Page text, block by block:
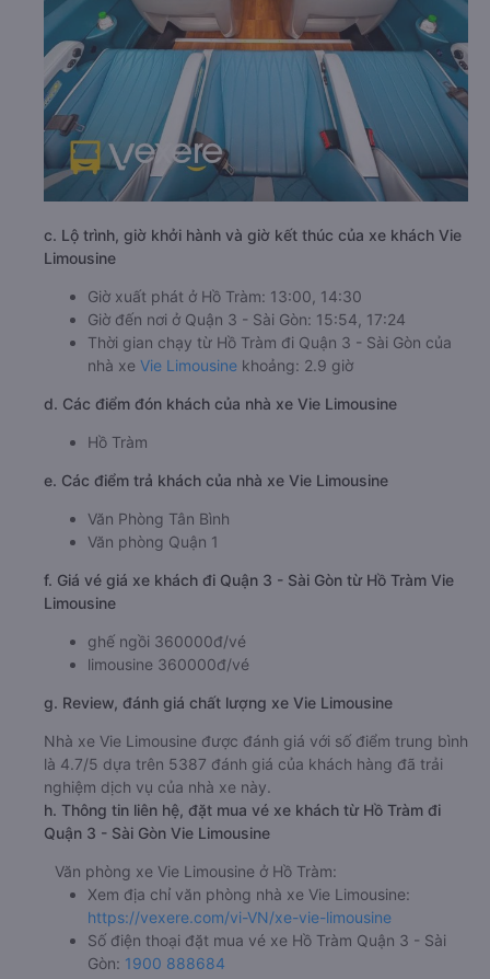
c. Lộ trình, giờ khởi hành và giờ kết thúc của xe khách Vie
Limousine
Giờ xuất phát ở Hồ Tràm: 13:00, 14:30
Giờ đến nơi ở Quận 3 - Sài Gòn: 15:54, 17:24
Thời gian chạy từ Hồ Tràm đi Quận 3 - Sài Gòn của
nhà xe Vie Limousine khoảng: 2.9 giờ
d. Các điểm đón khách của nhà xe Vie Limousine
Hồ Tràm
e. Các điểm trả khách của nhà xe Vie Limousine
Văn Phòng Tân Bình
Văn phòng Quận 1
f. Giá vé giá xe khách đi Quận 3 - Sài Gòn từ Hồ Tràm Vie
Limousine
ghế ngồi 360000đ/vé
limousine 360000đ/vé
g. Review, đánh giá chất lượng xe Vie Limousine
Nhà xe Vie Limousine được đánh giá với số điểm trung bình
là 4.7/5 dựa trên 5387 đánh giá của khách hàng đã trải
nghiệm dịch vụ của nhà xe này.
h. Thông tin liên hệ, đặt mua vé xe khách từ Hồ Tràm đi
Quận 3 - Sài Gòn Vie Limousine
Văn phòng xe Vie Limousine ở Hồ Tràm:
Xem địa chỉ văn phòng nhà xe Vie Limousine:
https://vexere.com/vi-VN/xe-vie-limousine
Số điện thoại đặt mua vé xe Hồ Tràm Quận 3 - Sài
Gòn: 1900 888684